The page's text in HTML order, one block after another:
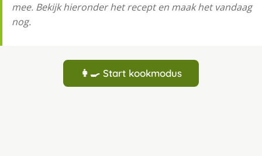
mee. Bekijk hieronder het recept en maak het vandaag
nog.
👩‍🍳 Start kookmodus